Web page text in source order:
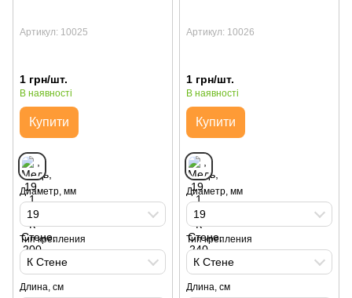
Артикул: 10025
1 грн/шт.
В наявності
Купити
Диаметр, мм
19
Тип крепления
К Стене
Длина, см
Артикул: 10026
1 грн/шт.
В наявності
Купити
Диаметр, мм
19
Тип крепления
К Стене
Длина, см